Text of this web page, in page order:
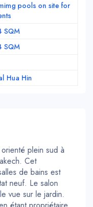
pools on site for
SQM
SQM
Hua Hin
plein sud à
Cet
de bains est
neuf. Le salon
vue sur le jardin.